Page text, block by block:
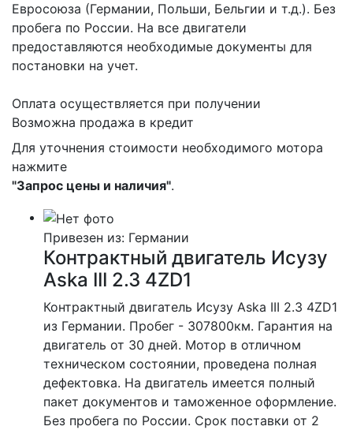
Евросоюза (Германии, Польши, Бельгии и т.д.). Без
пробега по России. На все двигатели
предоставляются необходимые документы для
постановки на учет.
Оплата осуществляется при получении
Возможна продажа в кредит
Для уточнения стоимости необходимого мотора
нажмите
"Запрос цены и наличия".
Привезен из: Германии
Контрактный двигатель Исузу
Aska III 2.3 4ZD1
Контрактный двигатель Исузу Aska III 2.3 4ZD1
из Германии. Пробег - 307800км. Гарантия на
двигатель от 30 дней. Мотор в отличном
техническом состоянии, проведена полная
дефектовка. На двигатель имеется полный
пакет документов и таможенное оформление.
Без пробега по России. Срок поставки от 2